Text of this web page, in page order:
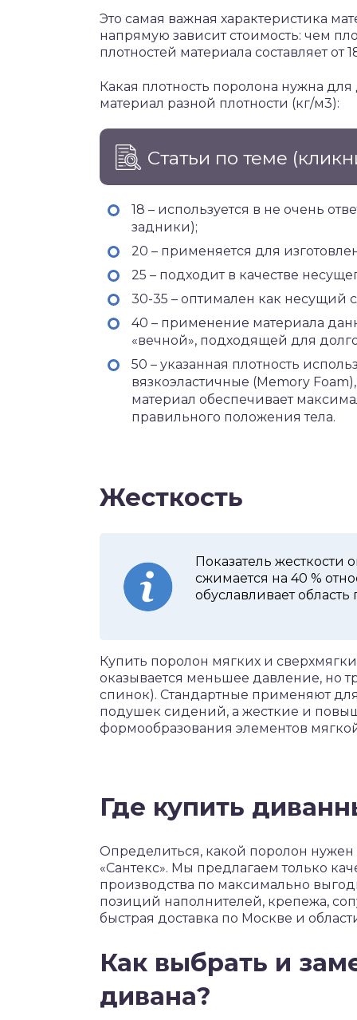
Это самая важная характеристика
напрямую зависит стоимость: чем
плотностей материала составляет от
Какая плотность поролона нужна
материал разной плотности (кг/м3):
Статьи по теме
18 – используется в не очень
задники);
20 – применяется для
25 – подходит в качестве
30-35 – оптимален как несущий
40 – применение материала
«вечной», подходящей для
50 – указанная плотность
вязкоэластичные (Memory
материал обеспечивает
правильного положения тела.
Жесткость
Показатель жесткости
сжимается на 40 %
обуславливает
Купить поролон мягких и
оказывается меньшее давление, но
спинок). Стандартные применяют
подушек сидений, а жесткие и
формообразования элементов
Где купить
Определиться, какой поролон
«Сантекс». Мы предлагаем только
производства по максимально
позиций наполнителей, крепежа,
быстрая доставка по Москве и
Как выбрать и
дивана?